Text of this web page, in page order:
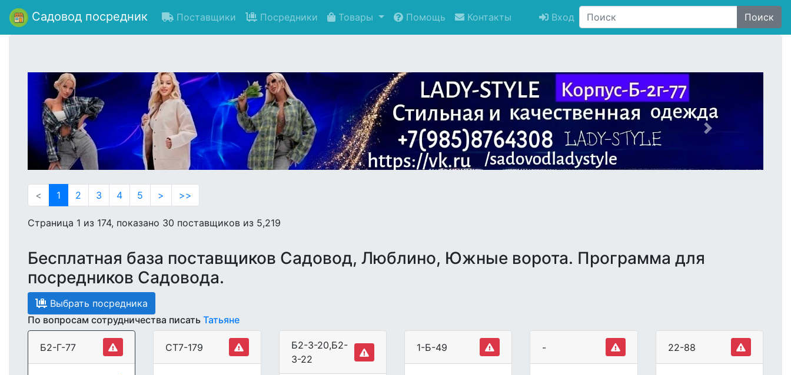
Садовод посредник Поставщики Посредники Товары Помощь Контакты Вход Поиск
Previous Next
< 1 2 3 4 5 > >>
Страница 1 из 174, показано 30 поставщиков из 5,219
Бесплатная база поставщиков Садовод, Люблино, Южные ворота. Программа для
посредников Садовода.
Выбрать посредника
По вопросам сотрудничества писать Татьяне
Б2-Г-77 СТ7-179
Б2-3-20,Б2-
3-22
1-Б-49 - 22-88